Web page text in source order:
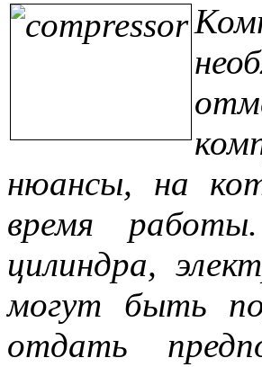
нюансы, на
время
цилиндра,
могут быть
отдать